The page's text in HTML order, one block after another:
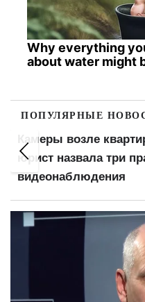
Why everything
about water might
ПОПУЛЯРНЫЕ
Камеры возле
юрист назвала три
видеонаблюдения